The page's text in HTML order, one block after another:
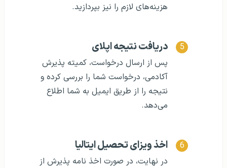
هزینه‌های لازم را نیز بپردازید.
دریافت نتیجه اپلای
پس از ارسال درخواست، کمیته پذیرش
آکادمی، درخواست شما را بررسی کرده و
نتیجه را از طریق ایمیل به شما اطلاع
می‌دهد.
اخذ ویزای تحصیل ایتالیا
در نهایت، در صورت اخذ نامه پذیرش از